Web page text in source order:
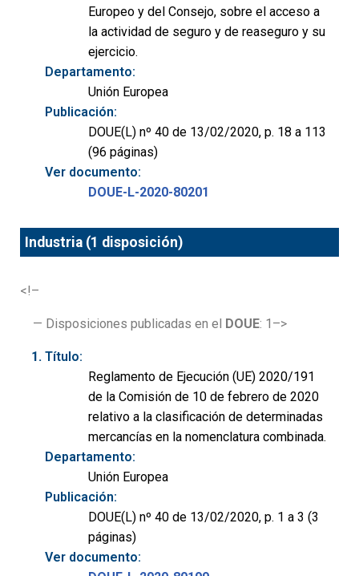
Europeo y del Consejo, sobre el acceso a
la actividad de seguro y de reaseguro y su
ejercicio.
Departamento:
Unión Europea
Publicación:
DOUE(L) nº 40 de 13/02/2020, p. 18 a 113
(96 páginas)
Ver documento:
DOUE-L-2020-80201
Industria (1 disposición)
<!–
— Disposiciones publicadas en el DOUE: 1–>
Título:
Reglamento de Ejecución (UE) 2020/191
de la Comisión de 10 de febrero de 2020
relativo a la clasificación de determinadas
mercancías en la nomenclatura combinada.
Departamento:
Unión Europea
Publicación:
DOUE(L) nº 40 de 13/02/2020, p. 1 a 3 (3
páginas)
Ver documento: